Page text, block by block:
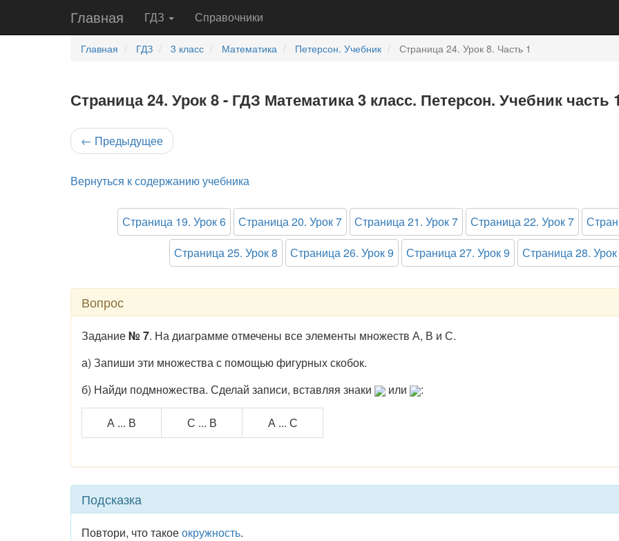
Главная ГДЗ Справочники
Главная ГДЗ 3 класс Математика Петерсон. Учебник Страница 24. Урок 8. Часть 1
Страница 24. Урок 8 - ГДЗ Математика 3 класс. Петерсон. Учебник часть 1
← Предыдущее
Вернуться к содержанию учебника
Страница 19. Урок 6 Страница 20. Урок 7 Страница 21. Урок 7 Страница 22. Урок 7
Страница 25. Урок 8
Страница 26. Урок 9 Страница 27. Урок 9 Страница 28.
Вопрос
Задание№ 7. На диаграмме отмечены все элементы множеств А, В и С.
а) Запиши эти множества с помощью фигурных скобок.
б) Найди подмножества. Сделай записи, вставляя знаки
или :
А ... В С ... В А ... С
Подсказка
Повтори, что такоеокружность.